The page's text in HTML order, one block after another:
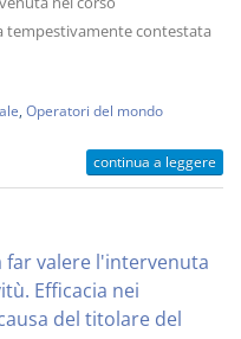
tempestivamente contestata
Operatori del mondo
continua a leggere
far valere l'intervenuta
Efficacia nei
del titolare del